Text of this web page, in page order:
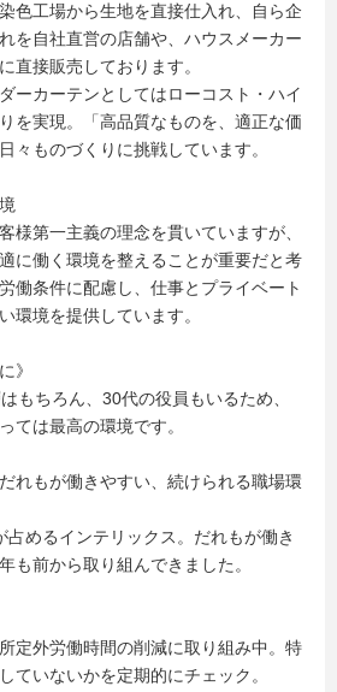
色工場から生地を直接仕入れ、自ら企
を自社直営の店舗や、ハウスメーカー
直接販売しております。
ーカーテンとしてはローコスト・ハイ
を実現。「高品質なものを、適正な価
々ものづくりに挑戦しています。
様第一主義の理念を貫いていますが、
に働く環境を整えることが重要だと考
働条件に配慮し、仕事とプライベート
環境を提供しています。
》
もちろん、30代の役員もいるため、
ては最高の環境です。
れもが働きやすい、続けられる職場環
めるインテリックス。だれもが働き
も前から取り組んできました。
定外労働時間の削減に取り組み中。特
ていないかを定期的にチェック。